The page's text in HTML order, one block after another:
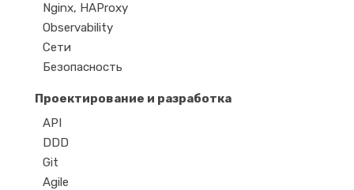
Nginx, HAProxy
Observability
Сети
Безопасность
Проектирование и разработка
API
DDD
Git
Agile